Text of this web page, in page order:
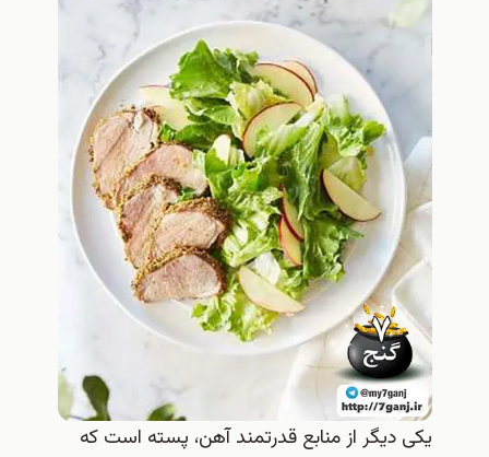
یکی دیگر از منابع قدرتمند آهن، پسته است که